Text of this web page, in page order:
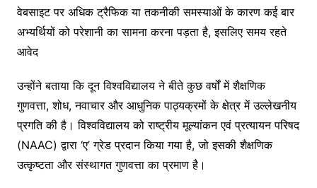
वेबसाइट पर अधिक ट्रैफिक या तकनीकी समस्याओं के कारण कई बार
अभ्यर्थियों को परेशानी का सामना करना पड़ता है, इसलिए समय रहते
आवेद
उन्होंने बताया कि दून विश्वविद्यालय ने बीते कुछ वर्षों में शैक्षणिक
गुणवत्ता, शोध, नवाचार और आधुनिक पाठ्यक्रमों के क्षेत्र में उल्लेखनीय
प्रगति की है। विश्वविद्यालय को राष्ट्रीय मूल्यांकन एवं प्रत्यायन परिषद
(NAAC) द्वारा ‘ए’ ग्रेड प्रदान किया गया है, जो इसकी शैक्षणिक
उत्कृष्टता और संस्थागत गुणवत्ता का प्रमाण है।